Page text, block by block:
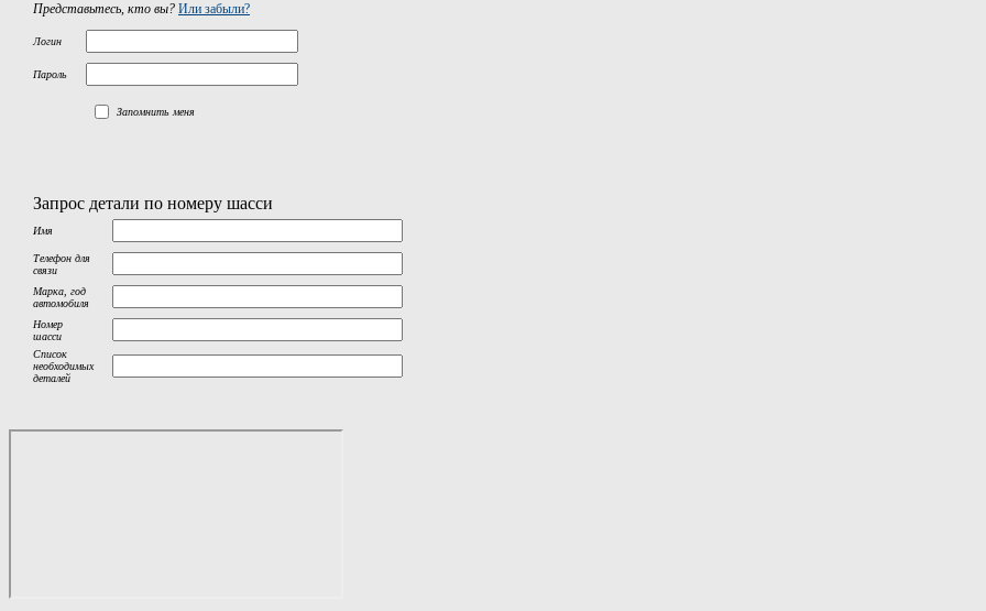
Представьтесь, кто вы? Или забыли?
Логин
Пароль
Запомнить меня
Запрос детали по номеру шасси
Имя
Телефон для
связи
Марка, год
автомобиля
Номер
шасси
Список
необходимых
деталей